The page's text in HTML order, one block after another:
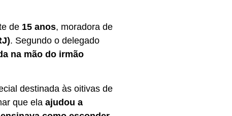
de 15 anos, moradora de
. Segundo o delegado
na mão do irmão
destinada às oitivas de
que ela ajudou a